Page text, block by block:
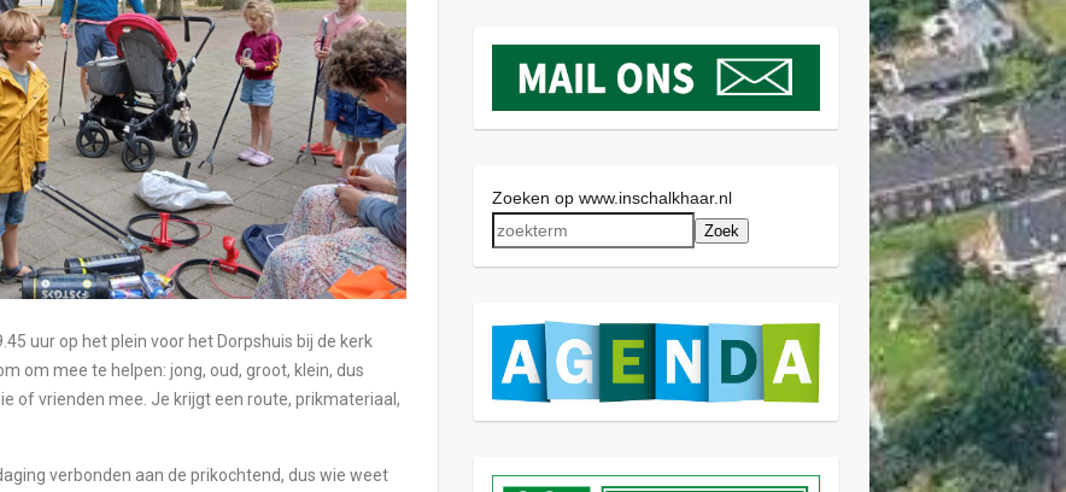
uur op het plein voor het Dorpshuis bij de kerk
om mee te helpen: jong, oud, groot, klein, dus
of vrienden mee. Je krijgt een route, prikmateriaal,
verbonden aan de prikochtend, dus wie weet
Zoeken op www.inschalkhaar.nl
Zoek